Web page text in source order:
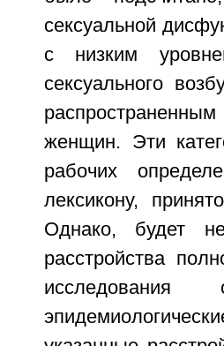
сексуальной
с низким
сексуального
распространенным
женщин. Эти
рабочих
лексикону,
Однако, будет
расстройства